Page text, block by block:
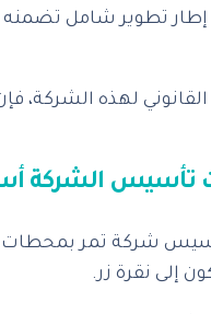
إطار تطوير شامل
تأسيس الشركة
شركة تمر بمحطات
إلى نقرة زر.